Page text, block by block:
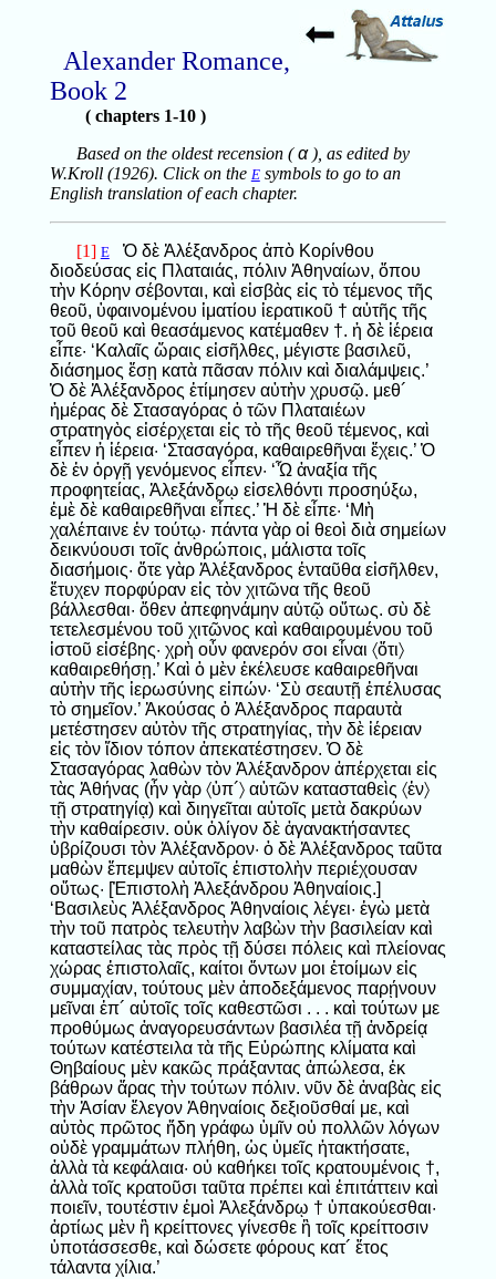
Alexander Romance,
Book 2
( chapters 1-10 )
Based on the oldest recension (α), as edited by
W.Kroll (1926). Click on the Esymbols to go to an
English translation of each chapter.
[1] E
Ὁ δὲ Ἀλέξανδρος ἀπὸ Κορίνθου
διοδεύσας εἰς Πλαταιάς, πόλιν Ἀθηναίων, ὅπου
τὴν Κόρην σέβονται, καὶ εἰσβὰς εἰς τὸ τέμενος τῆς
θεοῦ, ὑφαινομένου ἱματίου ἱερατικοῦ † αὐτῆς τῆς
τοῦ θεοῦ καὶ θεασάμενος κατέμαθεν †. ἡ δὲ ἱέρεια
εἶπε· ‘Καλαῖς ὥραις εἰσῆλθες, μέγιστε βασιλεῦ,
διάσημος ἔσῃ κατὰ πᾶσαν πόλιν καὶ διαλάμψεις.’
Ὁ δὲ Ἀλέξανδρος ἐτίμησεν αὐτὴν χρυσῷ. μεθ´
ἡμέρας δὲ Στασαγόρας ὁ τῶν Πλαταιέων
στρατηγὸς εἰσέρχεται εἰς τὸ τῆς θεοῦ τέμενος, καὶ
εἶπεν ἡ ἱέρεια· ‘Στασαγόρα, καθαιρεθῆναι ἔχεις.’ Ὁ
δὲ ἐν ὀργῇ γενόμενος εἶπεν· ‘Ὦ ἀναξία τῆς
προφητείας, Ἀλεξάνδρῳ εἰσελθόντι προσηύξω,
ἐμὲ δὲ καθαιρεθῆναι εἶπες.’ Ἡ δὲ εἶπε· ‘Μὴ
χαλέπαινε ἐν τούτῳ· πάντα γὰρ οἱ θεοὶ διὰ σημείων
δεικνύουσι τοῖς ἀνθρώποις, μάλιστα τοῖς
διασήμοις· ὅτε γὰρ Ἀλέξανδρος ἐνταῦθα εἰσῆλθεν,
ἔτυχεν πορφύραν εἰς τὸν χιτῶνα τῆς θεοῦ
βάλλεσθαι· ὅθεν ἀπεφηνάμην αὐτῷ οὕτως. σὺ δὲ
τετελεσμένου τοῦ χιτῶνος καὶ καθαιρουμένου τοῦ
ἱστοῦ εἰσέβης· χρὴ οὖν φανερόν σοι εἶναι 〈ὅτι〉
καθαιρεθήσῃ.’ Καὶ ὁ μὲν ἐκέλευσε καθαιρεθῆναι
αὐτὴν τῆς ἱερωσύνης εἰπών· ‘Σὺ σεαυτῇ ἐπέλυσας
τὸ σημεῖον.’ Ἀκούσας ὁ Ἀλέξανδρος παραυτὰ
μετέστησεν αὐτὸν τῆς στρατηγίας, τὴν δὲ ἱέρειαν
εἰς τὸν ἴδιον τόπον ἀπεκατέστησεν. Ὁ δὲ
Στασαγόρας λαθὼν τὸν Ἀλέξανδρον ἀπέρχεται εἰς
τὰς Ἀθήνας (ἦν γὰρ 〈ὑπ´〉 αὐτῶν κατασταθεὶς 〈ἐν〉
τῇ στρατηγίᾳ) καὶ διηγεῖται αὐτοῖς μετὰ δακρύων
τὴν καθαίρεσιν. οὐκ ὀλίγον δὲ ἀγανακτήσαντες
ὑβρίζουσι τὸν Ἀλέξανδρον· ὁ δὲ Ἀλέξανδρος ταῦτα
μαθὼν ἔπεμψεν αὐτοῖς ἐπιστολὴν περιέχουσαν
οὕτως· [Ἐπιστολὴ Ἀλεξάνδρου Ἀθηναίοις.]
‘Βασιλεὺς Ἀλέξανδρος Ἀθηναίοις λέγει· ἐγὼ μετὰ
τὴν τοῦ πατρὸς τελευτὴν λαβὼν τὴν βασιλείαν καὶ
καταστείλας τὰς πρὸς τῇ δύσει πόλεις καὶ πλείονας
χώρας ἐπιστολαῖς, καίτοι ὄντων μοι ἑτοίμων εἰς
συμμαχίαν, τούτους μὲν ἀποδεξάμενος παρῄνουν
μεῖναι ἐπ´ αὐτοῖς τοῖς καθεστῶσι . . . καὶ τούτων με
προθύμως ἀναγορευσάντων βασιλέα τῇ ἀνδρείᾳ
τούτων κατέστειλα τὰ τῆς Εὐρώπης κλίματα καὶ
Θηβαίους μὲν κακῶς πράξαντας ἀπώλεσα, ἐκ
βάθρων ἄρας τὴν τούτων πόλιν. νῦν δὲ ἀναβὰς εἰς
τὴν Ἀσίαν ἔλεγον Ἀθηναίοις δεξιοῦσθαί με, καὶ
αὐτὸς πρῶτος ἤδη γράφω ὑμῖν οὐ πολλῶν λόγων
οὐδὲ γραμμάτων πλήθη, ὡς ὑμεῖς ἠτακτήσατε,
ἀλλὰ τὰ κεφάλαια· οὐ καθήκει τοῖς κρατουμένοις †,
ἀλλὰ τοῖς κρατοῦσι ταῦτα πρέπει καὶ ἐπιτάττειν καὶ
ποιεῖν, τουτέστιν ἐμοὶ Ἀλεξάνδρῳ † ὑπακούεσθαι·
ἀρτίως μὲν ἢ κρείττονες γίνεσθε ἢ τοῖς κρείττοσιν
ὑποτάσσεσθε, καὶ δώσετε φόρους κατ´ ἔτος
τάλαντα χίλια.’